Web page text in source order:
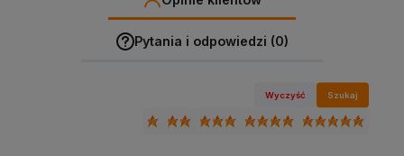
Pytania i odpowiedzi (0)
Wyczyść Szukaj